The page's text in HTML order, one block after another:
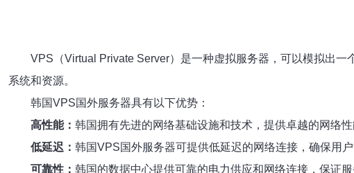
VPS（Virtual Private Server）是一种虚拟服务器，可以模拟出
系统和资源。
韩国VPS国外服务器具有以下优势：
高性能： 韩国拥有先进的网络基础设施和技术，提供卓越的网络性
低延迟： 韩国VPS国外服务器可提供低延迟的网络连接，确保用
可靠性： 韩国的数据中心提供可靠的电力供应和网络连接，保证服